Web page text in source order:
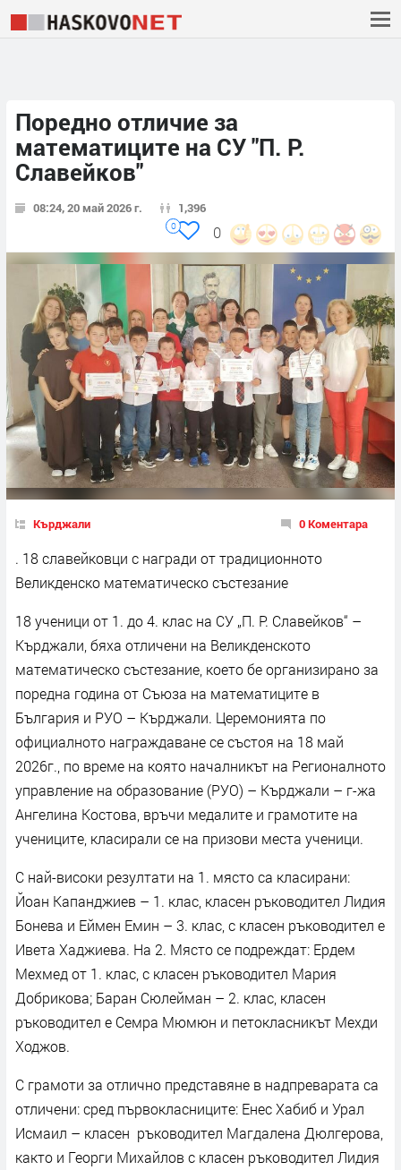
Поредно отличие за
математиците на СУ "П. Р.
Славейков"
08:24, 20 май 2026 г. 1,396
0
0
Кърджали 0 Коментара
. 18 славейковци с награди от традиционното
Великденско математическо състезание
18 ученици от 1. до 4. клас на СУ „П. Р. Славейков“ –
Кърджали, бяха отличени на Великденското
математическо състезание, което бе организирано за
поредна година от Съюза на математиците в
България и РУО – Кърджали. Церемонията по
официалното награждаване се състоя на 18 май
2026г., по време на която началникът на Регионалното
управление на образование (РУО) – Кърджали – г-жа
Ангелина Костова, връчи медалите и грамотите на
учениците, класирали се на призови места ученици.
С най-високи резултати на 1. място са класирани:
Йоан Капанджиев – 1. клас, класен ръководител Лидия
Бонева и Еймен Емин – 3. клас, с класен ръководител е
Ивета Хаджиева. На 2. Място се подреждат: Ердем
Мехмед от 1. клас, с класен ръководител Мария
Добрикова; Баран Сюлейман – 2. клас, класен
ръководител е Семра Мюмюн и петокласникът Мехди
Ходжов.
С грамоти за отлично представяне в надпреварата са
отличени: сред първокласниците: Енес Хабиб и Урал
Исмаил – класен ръководител Магдалена Дюлгерова,
както и Георги Михайлов с класен ръководител Лидия